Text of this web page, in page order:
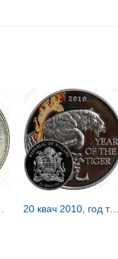
20 квач 2010, год тигра [Малави] Proof